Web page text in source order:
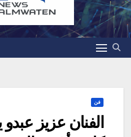
فن
الفنان عزيز